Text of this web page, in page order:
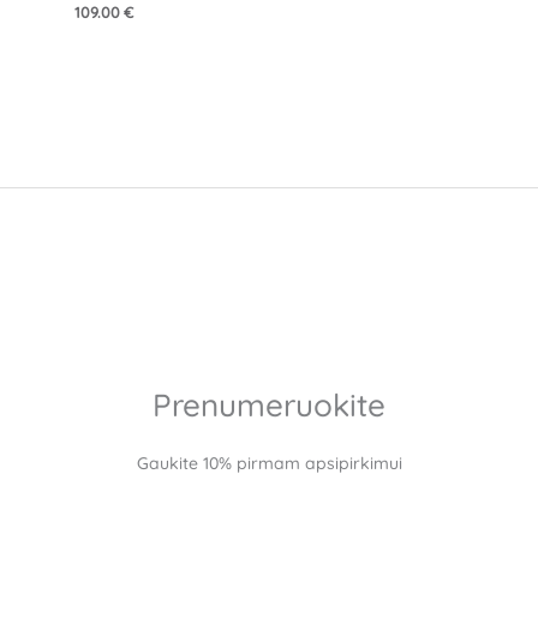
109.00€
Prenumeruokite
Gaukite 10% pirmam apsipirkimui